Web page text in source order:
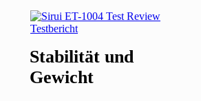
Stabilität und
Gewicht